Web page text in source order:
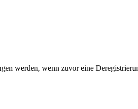
werden, wenn zuvor eine